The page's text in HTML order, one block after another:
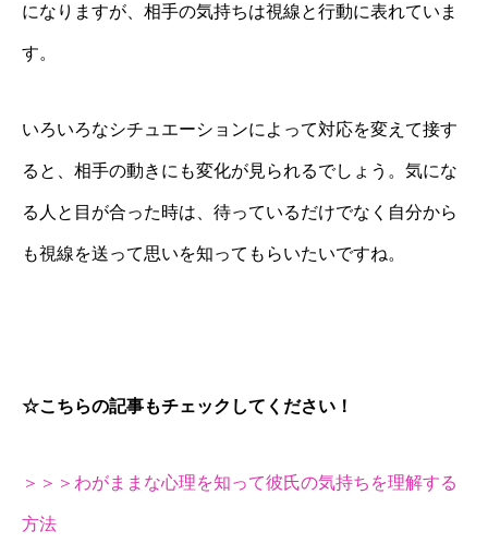
になりますが、相手の気持ちは視線と行動に表れていま
す。
いろいろなシチュエーションによって対応を変えて接す
ると、相手の動きにも変化が見られるでしょう。気にな
る人と目が合った時は、待っているだけでなく自分から
も視線を送って思いを知ってもらいたいですね。
☆こちらの記事もチェックしてください！
＞＞＞わがままな心理を知って彼氏の気持ちを理解する
方法